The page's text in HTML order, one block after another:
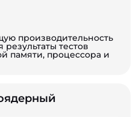
производительность
тестов
памяти, процессора и